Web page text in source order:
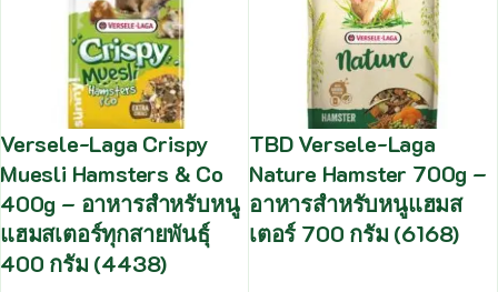
Versele-Laga Crispy
Muesli Hamsters & Co
400g – อาหารสำหรับหนู
แฮมสเตอร์ทุกสายพันธุ์
400 กรัม (4438)
TBD Versele-Laga
Nature Hamster 700g –
อาหารสำหรับหนูแฮมส
เตอร์ 700 กรัม (6168)